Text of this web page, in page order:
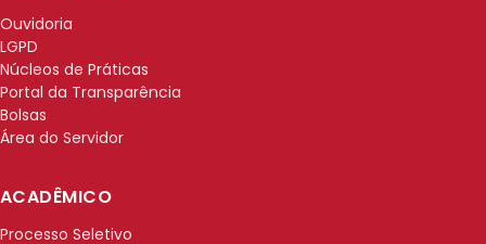
Ouvidoria
LGPD
Núcleos de Práticas
Portal da Transparência
Bolsas
Área do Servidor
ACADÊMICO
Processo Seletivo